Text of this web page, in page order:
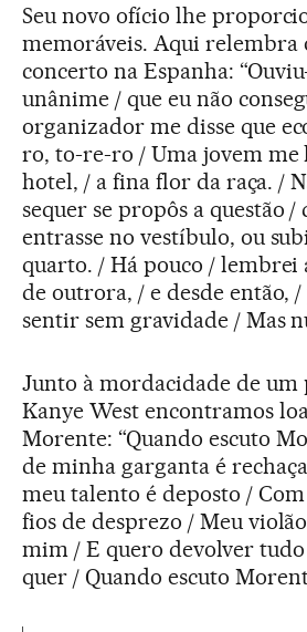
Seu novo ofício lhe
memoráveis. Aqui relembra
concerto na Espanha:
unânime / que eu não
organizador me disse que
ro, to-re-ro / Uma jovem me
hotel, / a fina flor da raça. /
sequer se propôs a questão /
entrasse no vestíbulo, ou
quarto. / Há pouco / lembrei
de outrora, / e desde então,
sentir sem gravidade / Mas
Junto à mordacidade de um
Kanye West encontramos
Morente: “Quando escuto
de minha garganta é
meu talento é deposto /
fios de desprezo / Meu
mim / E quero devolver
quer / Quando escuto